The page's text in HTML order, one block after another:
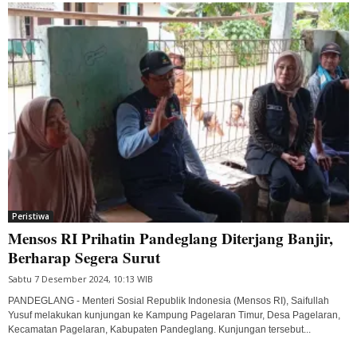
Peristiwa
Mensos RI Prihatin Pandeglang Diterjang Banjir,
Berharap Segera Surut
Sabtu 7 Desember 2024, 10:13 WIB
PANDEGLANG - Menteri Sosial Republik Indonesia (Mensos RI), Saifullah
Yusuf melakukan kunjungan ke Kampung Pagelaran Timur, Desa Pagelaran,
Kecamatan Pagelaran, Kabupaten Pandeglang. Kunjungan tersebut...